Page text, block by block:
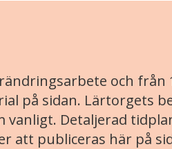
och från
på sidan. Lärtorgets
vanligt. Detaljerad
att publiceras här på